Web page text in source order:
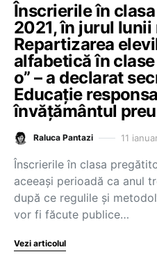
Înscrierile în
2021, în jurul lunii
Repartizarea
alfabetică în
o” – a declarat
Educație
învățământul
Raluca Pantazi 11
Înscrierile în clasa
aceeași perioadă ca anul
după ce regulile și
vor fi făcute publice…
Vezi articolul